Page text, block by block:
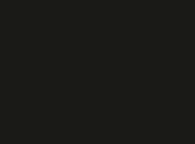
plano B Luiz Henrique, plano C
adiantamento de direitos